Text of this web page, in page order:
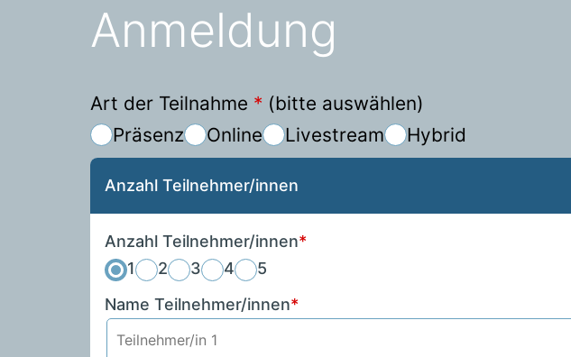
Anmeldung
Art der Teilnahme * (bitte auswählen)
Präsenz
Online Livestream Hybrid
Anzahl Teilnehmer/innen
Anzahl Teilnehmer/innen*
1
2 3 4
5
Name Teilnehmer/innen*